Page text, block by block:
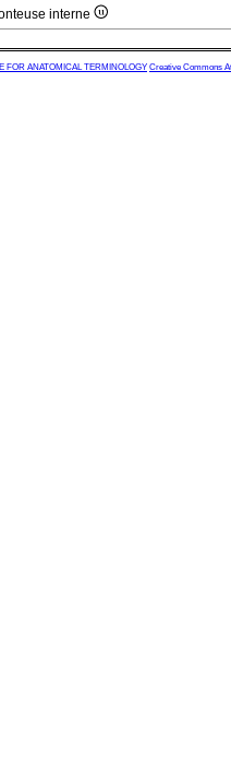
interne
FOR ANATOMICAL TERMINOLOGY Creative Commons